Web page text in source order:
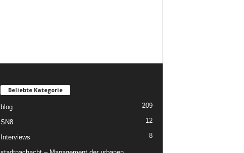
Beliebte Kategorie
blog 209
SN8 12
Interviews 8